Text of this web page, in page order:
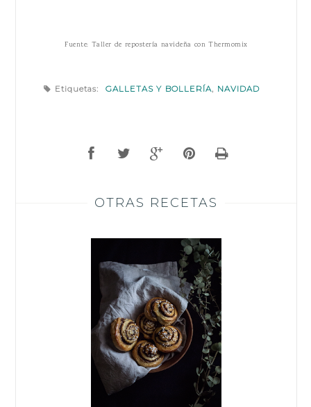
Fuente: Taller de repostería navideña con Thermomix
Etiquetas: GALLETAS Y BOLLERÍA, NAVIDAD
OTRAS RECETAS